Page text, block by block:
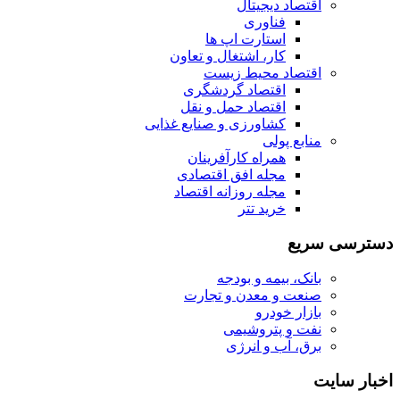
اقتصاد دیجیتال
فناوری
استارت اپ ها
کار، اشتغال و تعاون
اقتصاد محیط زیست
اقتصاد گردشگری
اقتصاد حمل و نقل
کشاورزی و صنایع غذایی
منابع پولی
همراه کارآفرینان
مجله افق اقتصادی
مجله روزانه اقتصاد
خرید تتر
دسترسی سریع
بانک، بیمه و بودجه
صنعت و معدن و تجارت
بازار خودرو
نفت و پتروشیمی
برق، آب و انرژی
اخبار سایت